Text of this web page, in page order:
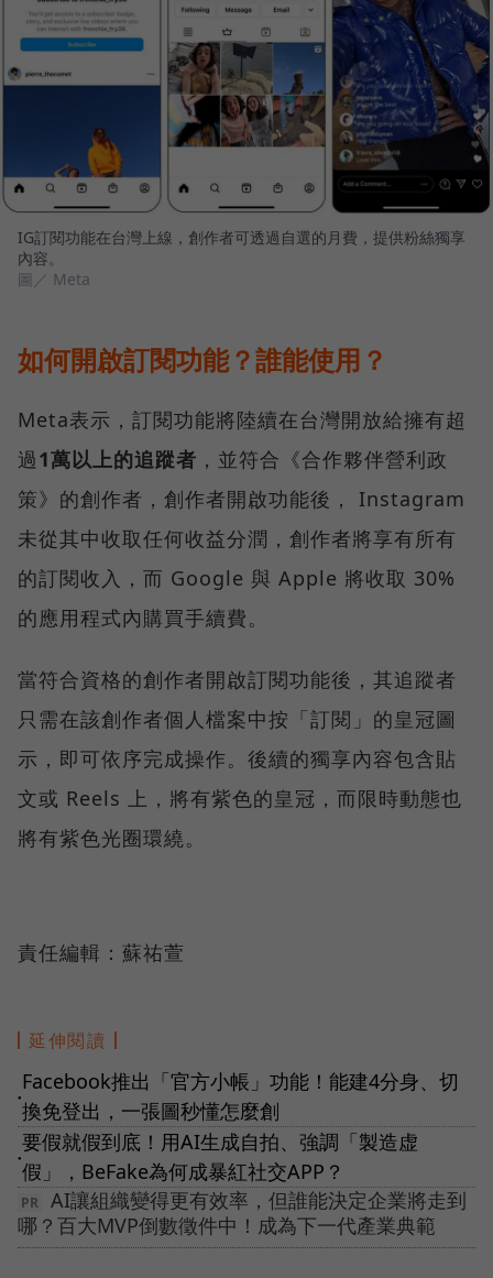
IG訂閱功能在台灣上線，創作者可透過自選的月費，提供粉絲獨享
內容。
圖／ Meta
如何開啟訂閱功能？誰能使用？
Meta表示，訂閱功能將陸續在台灣開放給擁有超
過1萬以上的追蹤者 ，並符合《合作夥伴營利政
策》的創作者，創作者開啟功能後， Instagram
未從其中收取任何收益分潤，創作者將享有所有
的訂閱收入，而 Google 與 Apple 將收取 30%
的應用程式內購買手續費。
當符合資格的創作者開啟訂閱功能後，其追蹤者
只需在該創作者個人檔案中按「訂閱」的皇冠圖
示，即可依序完成操作。後續的獨享內容包含貼
文或 Reels 上，將有紫色的皇冠，而限時動態也
將有紫色光圈環繞。
責任編輯：蘇祐萱
延伸閱讀
●
Facebook推出「官方小帳」功能！能建4分身、切
換免登出，一張圖秒懂怎麼創
●
要假就假到底！用AI生成自拍、強調「製造虚
假」，BeFake為何成暴紅社交APP？
AI讓組織變得更有效率，但誰能決定企業將走到
哪？百大MVP倒數徵件中！成為下一代產業典範